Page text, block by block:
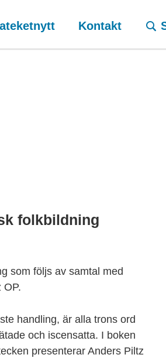
Kontakt
folkbildning
som följs av samtal med
OP.
handling, är alla trons ord
och iscensatta. I boken
presenterar Anders Piltz